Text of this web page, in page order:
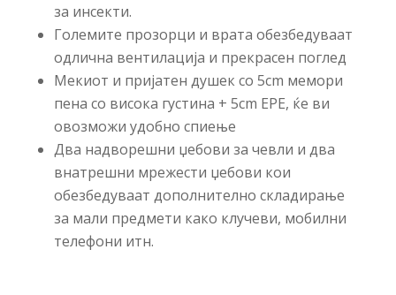
за инсекти.
Големите прозорци и врата обезбедуваат
одлична вентилација и прекрасен поглед
Мекиот и пријатен душек со 5cm мемори
пена со висока густина + 5cm EPE, ќе ви
овозможи удобно спиење
Два надворешни џебови за чевли и два
внатрешни мрежести џебови кои
обезбедуваат дополнително складирање
за мали предмети како клучеви, мобилни
телефони итн.